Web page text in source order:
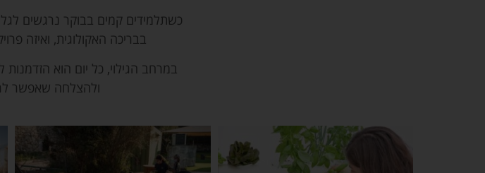
כשתלמידים קמים בבוקר נרגשים
בבריכה האקולוגית, ואיזה
במרחב הגילוי, כל יום הוא
ולהצלחה שאפשר